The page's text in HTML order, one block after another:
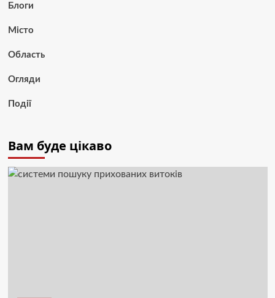
Блоги
Місто
Область
Огляди
Події
Вам буде цікаво